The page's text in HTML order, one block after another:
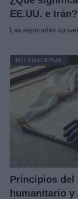
EE.UU. e Irán?
Las esperadas
INTERNACIONAL
Principios del
humanitario